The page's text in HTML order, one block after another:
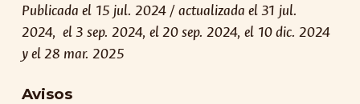
Publicada el 15 jul. 2024 / actualizada el 31 jul.
2024, el 3 sep. 2024, el 20 sep. 2024, el 10 dic. 2024
y el 28 mar. 2025
Avisos